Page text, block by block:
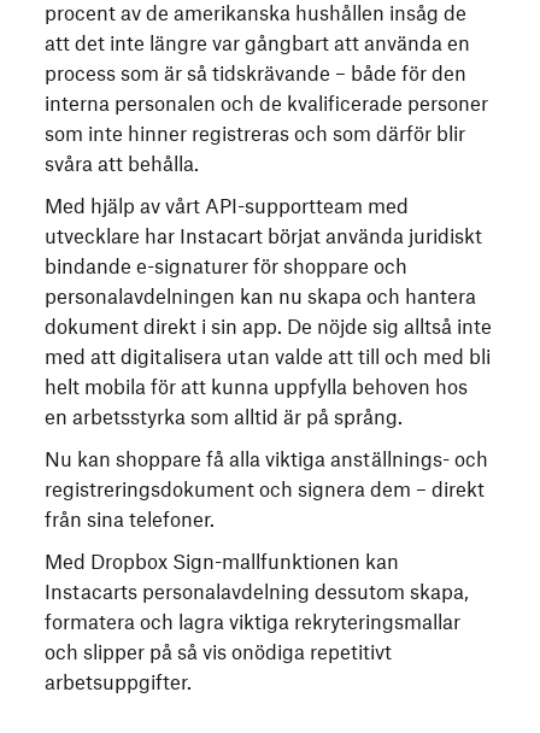
procent av de amerikanska hushållen insåg de
att det inte längre var gångbart att använda en
process som är så tidskrävande – både för den
interna personalen och de kvalificerade personer
som inte hinner registreras och som därför blir
svåra att behålla.
Med hjälp av vårt API-supportteam med
utvecklare har Instacart börjat använda juridiskt
bindande e-signaturer för shoppare och
personalavdelningen kan nu skapa och hantera
dokument direkt i sin app. De nöjde sig alltså inte
med att digitalisera utan valde att till och med bli
helt mobila för att kunna uppfylla behoven hos
en arbetsstyrka som alltid är på språng.
Nu kan shoppare få alla viktiga anställnings- och
registreringsdokument och signera dem – direkt
från sina telefoner.
Med Dropbox Sign-mallfunktionen kan
Instacarts personalavdelning dessutom skapa,
formatera och lagra viktiga rekryteringsmallar
och slipper på så vis onödiga repetitivt
arbetsuppgifter.